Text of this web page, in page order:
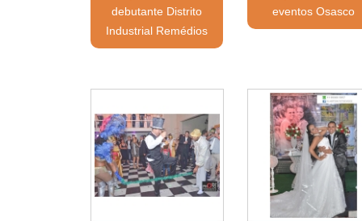
debutante Distrito
Industrial Remédios
eventos Osasco